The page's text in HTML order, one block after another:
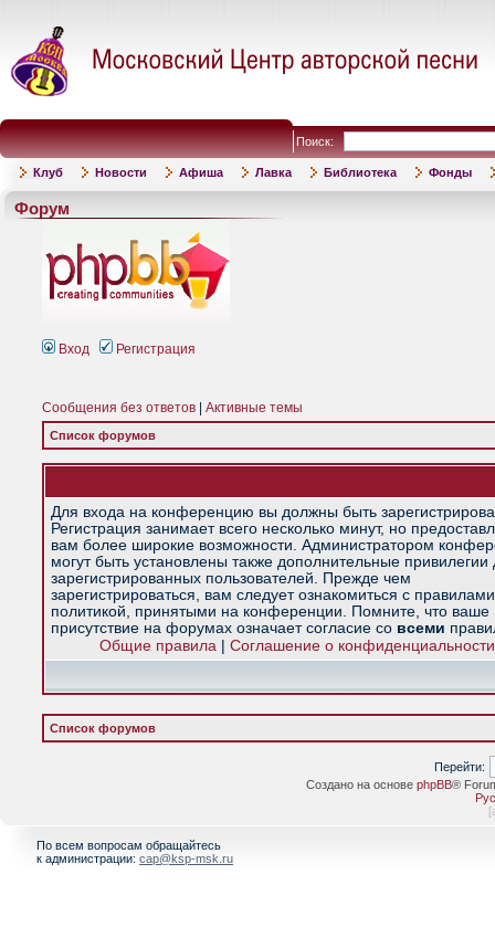
Поиск:
Клуб Новости Афиша Лавка Библиотека Фонды
Форум
Вход Регистрация
Сообщения без ответов Активные темы
Список форумов
Для входа на конференцию вы должны быть
Регистрация занимает всего несколько минут, но
вам более широкие возможности. Администратором
могут быть установлены также дополнительные привилегии
зарегистрированных пользователей. Прежде чем
зарегистрироваться, вам следует ознакомиться с
политикой, принятыми на конференции. Помните, что ваше
присутствие на форумах означает согласие со всеми
Общие правила| Соглашение о конфиденциальности
Список форумов
Перейти:
Создано на основе phpBB®
[
По всем вопросам обращайтесь
к администрации: cap@ksp-msk.ru